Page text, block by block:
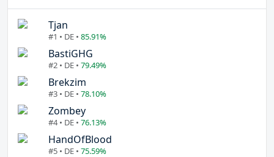
Tjan
#1 • DE • 85.91%
BastiGHG
#2 • DE • 79.49%
Brekzim
#3 • DE • 78.10%
Zombey
#4 • DE • 76.13%
HandOfBlood
#5 • DE • 75.59%